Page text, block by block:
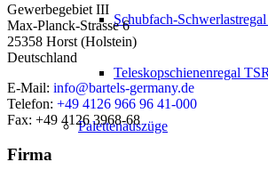
Schubfach-
Teleskopschienenregal TSR
Palettenauszüge
Gewerbegebiet III
Max-Planck-Strasse 6
25358 Horst (Holstein)
Deutschland
E-Mail: info@bartels-germany.de
Telefon: +49 4126 966 96 41-000
Fax: +49 4126 3968-68
Firma